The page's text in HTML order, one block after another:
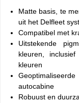
Matte basis, te
uit het Delfleet
Compatibel met
Uitstekende
kleuren,
kleuren
autocabine
Robuust en